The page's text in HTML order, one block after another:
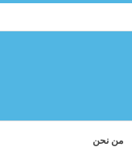
من نحن